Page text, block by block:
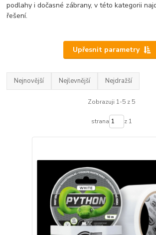
podlahy i dočasné zábrany, v této kategorii
řešení.
Upřesnit parametry
Nejnovější Nejlevnější Nejdražší
Zobrazuji 1-5 z 5
strana z 1